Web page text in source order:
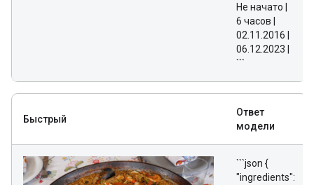
Не начато |
6 часов |
02.11.2016 |
06.12.2023 |
```
Быстрый
Ответ
модели
```json {
"ingredients":